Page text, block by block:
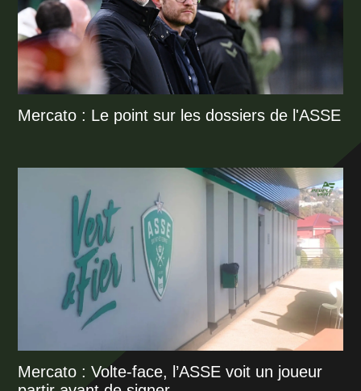
Mercato : Le point sur les dossiers de l'ASSE
Mercato : Volte-face, l’ASSE voit un joueur